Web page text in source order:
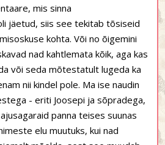
mis sinna
jäetud, siis see tekitab tõsiseid
kohta. Või no õigemini
nad kahtlemata kõik, aga kas
või seda mõtestatult lugeda ka
nii kindel pole. Ma ise naudin
- eriti Joosepi ja sõpradega,
panna teises suunas
elu muutuks, kui nad